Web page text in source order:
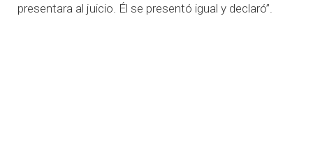
presentara al juicio. Él se presentó igual y declaró”.